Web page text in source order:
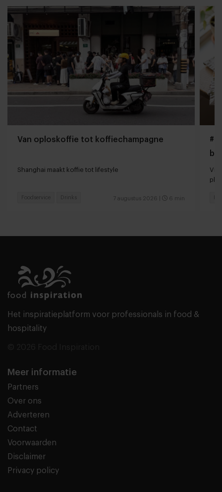
Van oploskoffie tot koffiechampagne
Shanghai maakt koffie tot lifestyle
7 augustus 2026 6 min
Foodservice Drinks
Het inspiratieplatform voor professionals in food &
hospitality
Meer informatie
Partners
Over ons
Adverteren
Contact
Voorwaarden
Disclaimer
Privacy policy